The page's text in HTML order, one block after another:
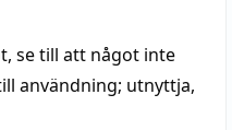
se till att något inte
användning; utnyttja,